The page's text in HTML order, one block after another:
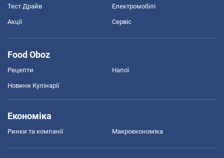
Тест Драйв Електромобілі
Акції Сервіс
Food Oboz
Рецепти Напої
Новини Кулінарії
Економіка
Ринки та компанії Макроекономіка